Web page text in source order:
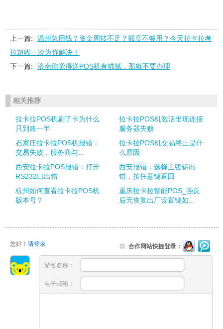
上一篇:
温州急用钱？资金周转不足？额度不够用？今天拉卡拉考
拉超收一次为你解决！
下一篇:
济南你觉得送POS机有猫腻，那就不要办理
相关推荐
拉卡拉POS机刷了卡为什么
只到账一半
拉卡拉POS机激活出现连接
服务器失败
石家庄拉卡拉POS机报错：
交易失败，服务商与...
拉卡拉POS机交易终止是什
么原因
西安拉卡拉POS报错：打开
RS232口出错
西安报错：选择主密钥出
错，按任意键返回
杭州如何查看拉卡拉POS机
版本号？
重庆拉卡拉智能POS_强反
后无恢复出厂设置键如...
您好！ 请登录 合作网站快捷登录：
游客名称：
电子邮箱：